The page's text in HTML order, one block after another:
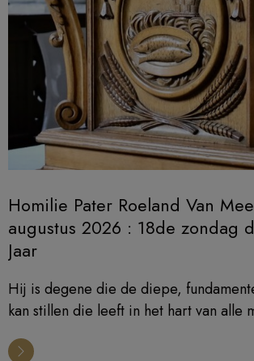
Homilie Pater Roeland Van
augustus 2026 : 18de zondag
Jaar
Hij is degene die de diepe,
kan stillen die leeft in het hart van alle